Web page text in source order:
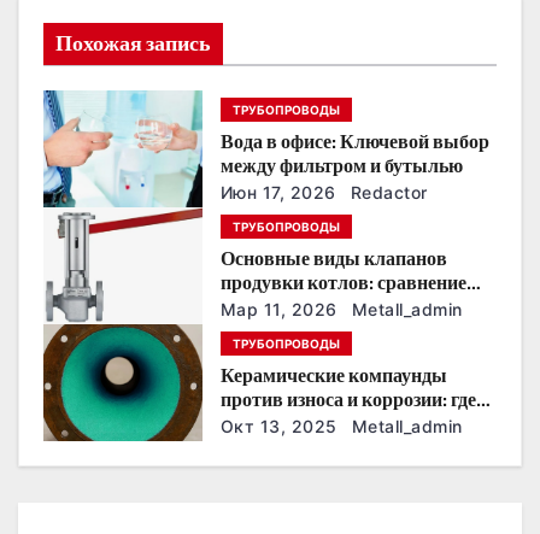
и
я
п
о
а
п
и
с
я
Похожая запись
ТРУБОПРОВОДЫ
Вода в офисе: Ключевой выбор
между фильтром и бутылью
Июн 17, 2026 Redactor
ТРУБОПРОВОДЫ
Основные виды клапанов
продувки котлов: сравнение
устройств и характеристик
Мар 11, 2026 Metall_admin
ТРУБОПРОВОДЫ
Керамические компаунды
против износа и коррозии: где
они работают эффективнее
Окт 13, 2025 Metall_admin